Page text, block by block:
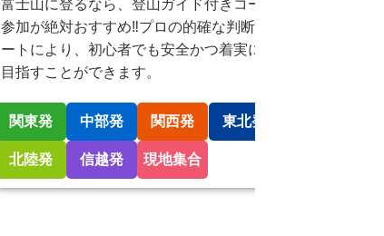
富士山に登るなら、登山ガイド付きコースへの
参加が絶対おすすめ‼プロの的確な判断とサポ
ートにより、初心者でも安全かつ着実に山頂を
目指すことができます。
関東発 中部発 関西発 東北発
北陸発 信越発 現地集合